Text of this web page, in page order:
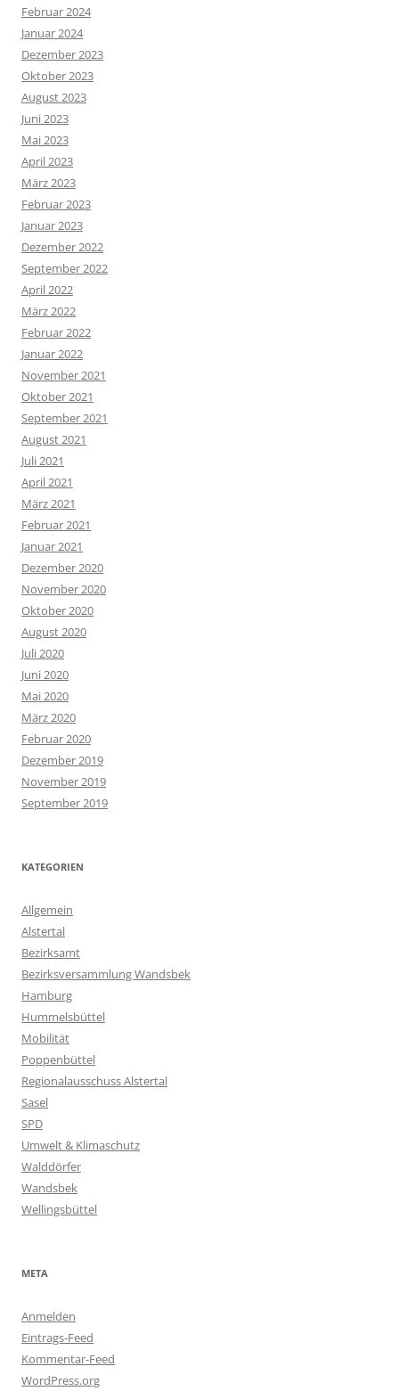
Februar 2024
Januar 2024
Dezember 2023
Oktober 2023
August 2023
Juni 2023
Mai 2023
April 2023
März 2023
Februar 2023
Januar 2023
Dezember 2022
September 2022
April 2022
März 2022
Februar 2022
Januar 2022
November 2021
Oktober 2021
September 2021
August 2021
Juli 2021
April 2021
März 2021
Februar 2021
Januar 2021
Dezember 2020
November 2020
Oktober 2020
August 2020
Juli 2020
Juni 2020
Mai 2020
März 2020
Februar 2020
Dezember 2019
November 2019
September 2019
KATEGORIEN
Allgemein
Alstertal
Bezirksamt
Bezirksversammlung Wandsbek
Hamburg
Hummelsbüttel
Mobilität
Poppenbüttel
Regionalausschuss Alstertal
Sasel
SPD
Umwelt & Klimaschutz
Walddörfer
Wandsbek
Wellingsbüttel
META
Anmelden
Eintrags-Feed
Kommentar-Feed
WordPress.org